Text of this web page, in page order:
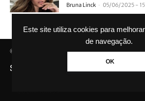
Este site utiliza cookies para
de navegação.
OK
Bruna Linck - 05/06/2025 -
© Agência GBC. Aqui tem notícia. Todos os
SAIBA MAIS SOBRE A AGÊNCIA